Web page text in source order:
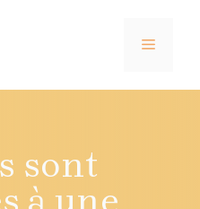
MENU
sont
à une